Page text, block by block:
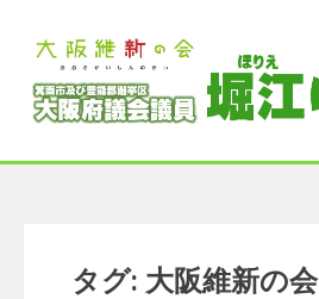
タグ: 大阪維新の会